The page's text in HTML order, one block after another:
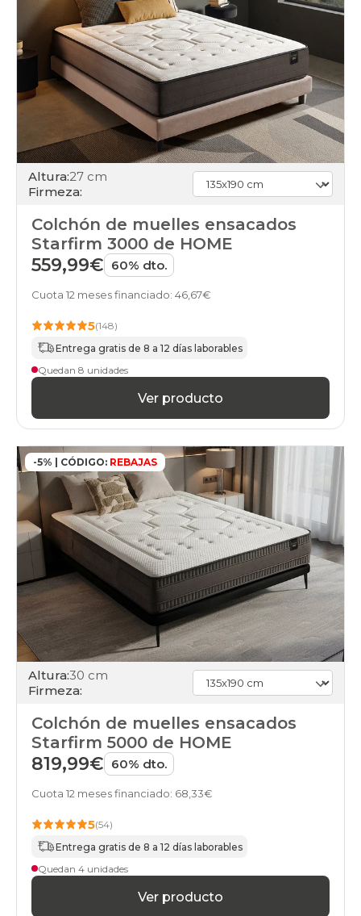
Altura:27 cm
Firmeza:
Colchón de muelles ensacados
Starfirm 3000 de HOME
559,99€ 60% dto.
Cuota 12 meses financiado: 46,67€
5(148)
Entrega gratis de 8 a 12 días laborables
Quedan 8 unidades
Ver producto
-5% | CÓDIGO: REBAJAS
Altura:30 cm
Firmeza:
Colchón de muelles ensacados
Starfirm 5000 de HOME
819,99€ 60% dto.
Cuota 12 meses financiado: 68,33€
5(54)
Entrega gratis de 8 a 12 días laborables
Quedan 4 unidades
Ver producto